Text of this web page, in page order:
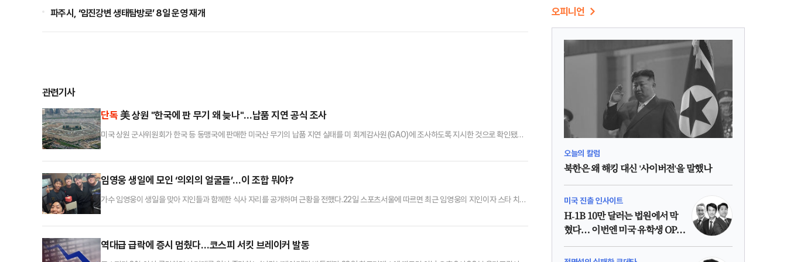
파주시, ‘임진강변 생태탐방로’ 8일 운영 재개
관련기사
단독 美 상원 "한국에 판 무기 왜 늦나"…납품 지연 공식 조사
미국 상원 군사위원회가 한국 등 동맹국에 판매한 미국산 무기의 납품 지연 실태를 미 회계감사원(GAO)에 조사하도록 지시한 것으로 확인됐다.
기 납품 지연과 이것이 제1도련선(일본·대만·필리핀을 잇는 대중국 해상 방어선)에서 중국 억지력 구축·유지에 미치는 영향을 우려한다"며 미 감
임영웅 생일에 모인 ‘의외의 얼굴들’…이 조합 뭐야?
가수 임영웅이 생일을 맞아 지인들과 함께한 식사 자리를 공개하며 근황을 전했다.22일 스포츠서울에 따르면 최근 임영웅의 지인이자 스타 치과
자들과 함께 미소를 지으며 자연스러운 분위기를 연출했다. 붉은색 생일 케이크를 들고 카메라를 바라보는 모습도 담기는 등 소탈한 생일 풍경이
역대급 급락에 증시 멈췄다…코스피 서킷 브레이커 발동
오피니언
오늘의 칼럼
북한은 왜 해킹 대신 '사이버전'을 말했나
미국 진출 인사이트
H-1B 10만 달러는 법원에서 막
혔다… 이번엔 미국 유학생 OPT
인가?